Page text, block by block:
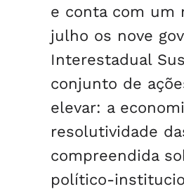
e conta com um
julho os nove
Interestadual
conjunto de
elevar: a
resolutividade
compreendida
político-